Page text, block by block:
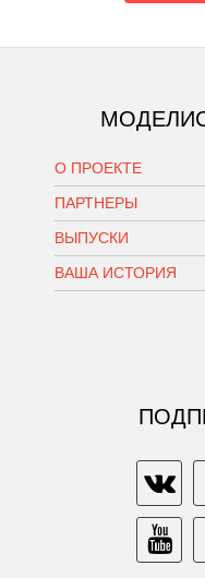
О ПРОЕКТЕ
ПАРТНЕРЫ
ВЫПУСКИ
ВАША ИСТОРИЯ